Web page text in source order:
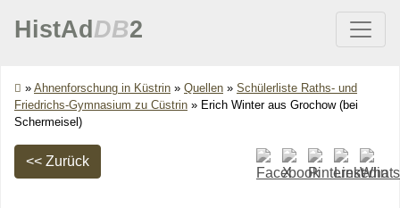
HistAd DB2
» Ahnenforschung in Küstrin » Quellen » Schülerliste Raths- und
Friedrichs-Gymnasium zu Cüstrin » Erich Winter aus Grochow (bei
Schermeisel)
<< Zurück